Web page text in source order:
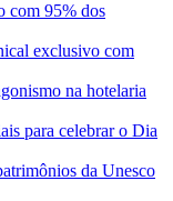
com 95% dos
exclusivo com
na hotelaria
para celebrar o Dia
da Unesco